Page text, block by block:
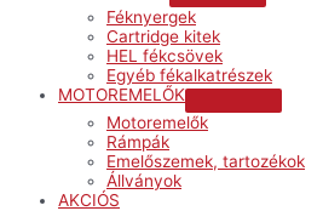
Féknyergek
Cartridge kitek
HEL fékcsövek
Egyéb fékalkatrészek
MOTOREMELŐK
Motoremelők
Rámpák
Emelőszemek, tartozékok
Állványok
AKCIÓS